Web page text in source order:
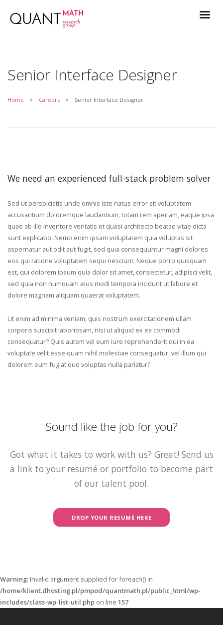
Senior Interface Designer
Home Careers Senior Interface Designer
We need an experienced full-stack problem solver
Sed ut perspiciatis unde omnis iste natus error sit voluptatem
accusantium doloremque laudantium, totam rem aperiam, eaque ipsa
quae ab illo inventore veritatis et quasi architecto beatae vitae dicta
sunt explicabo. Nemo enim ipsam voluptatem quia voluptas sit
aspernatur aut odit aut fugit, sed quia consequuntur magni dolores
eos qui ratione voluptatem sequi nesciunt. Neque porro quisquam
est, qui dolorem ipsum quia dolor sit amet, consectetur, adipisci velit,
sed quia non numquam eius modi tempora incidunt ut labore et
dolore magnam aliquam quaerat voluptatem.
Ut enim ad minima veniam, quis nostrum exercitationem ullam
corporis suscipit laboriosam, nisi ut aliquid ex ea commodi
consequatur? Quis autem vel eum iure reprehenderit qui in ea
voluptate velit esse quam nihil molestiae consequatur, vel illum qui
dolorem eum fugiat quo voluptas nulla pariatur?
Sound like the job for you?
Got what it takes to work with us? Great! Send us
a link to your resumé or portfolio to become part
of our talent pool.
DROP YOUR RESUMÉ HERE
Warning: Invalid argument supplied for foreach() in
/home/klient.dhosting.pl/pmpod/quantmath.pl/public_html/wp-
includes/class-wp-list-util.php on line 157